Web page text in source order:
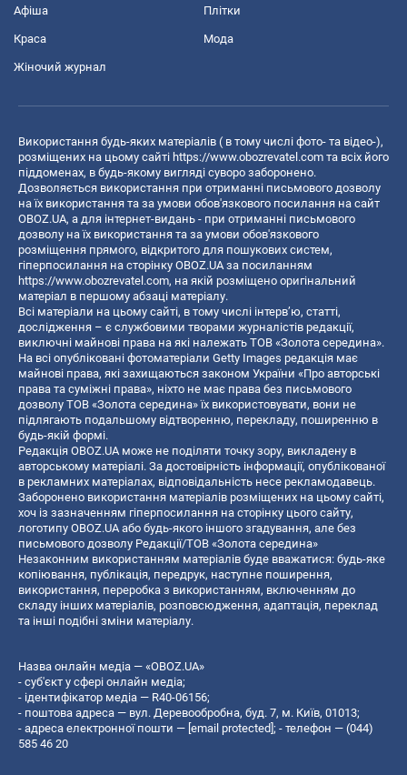
Афіша Плітки
Краса Мода
Жіночий журнал
Використання будь-яких матеріалів ( в тому числі фото- та відео-),
розміщених на цьому сайті https://www.obozrevatel.com та всіх його
піддоменах, в будь-якому вигляді суворо заборонено.
Дозволяється використання при отриманні письмового дозволу
на їх використання та за умови обов'язкового посилання на сайт
OBOZ.UA, а для інтернет-видань - при отриманні письмового
дозволу на їх використання та за умови обов'язкового
розміщення прямого, відкритого для пошукових систем,
гіперпосилання на сторінку OBOZ.UA за посиланням
https://www.obozrevatel.com, на якій розміщено оригінальний
матеріал в першому абзаці матеріалу.
Всі матеріали на цьому сайті, в тому числі інтерв’ю, статті,
дослідження – є службовими творами журналістів редакції,
виключні майнові права на які належать ТОВ «Золота середина».
На всі опубліковані фотоматеріали Getty Images редакція має
майнові права, які захищаються законом України «Про авторські
права та суміжні права», ніхто не має права без письмового
дозволу ТОВ «Золота середина» їх використовувати, вони не
підлягають подальшому відтворенню, перекладу, поширенню в
будь-якій формі.
Редакція OBOZ.UA може не поділяти точку зору, викладену в
авторському матеріалі. За достовірність інформації, опублікованої
в рекламних матеріалах, відповідальність несе рекламодавець.
Заборонено використання матеріалів розміщених на цьому сайті,
хоч із зазначенням гіперпосилання на сторінку цього сайту,
логотипу OBOZ.UA або будь-якого іншого згадування, але без
письмового дозволу Редакції/ТОВ «Золота середина»
Незаконним використанням матеріалів буде вважатися: будь-яке
копiювання, публiкацiя, передрук, наступне поширення,
використання, переробка з використанням, включенням до
складу інших матеріалів, розповсюдження, адаптація, переклад
та інші подібні зміни матеріалу.
Назва онлайн медіа — «OBOZ.UA»
- суб'єкт у сфері онлайн медіа;
- ідентифікатор медіа — R40-06156;
- поштова адреса — вул. Деревообробна, буд. 7, м. Київ, 01013;
- адреса електронної пошти — [email protected]; - телефон — (044)
585 46 20